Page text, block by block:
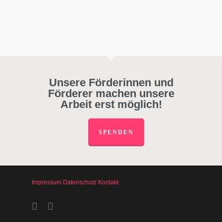
Unsere Förderinnen und
Förderer machen unsere
Arbeit erst möglich!
SPENDEN
Impressum Datenschutz Kontakt
facebookinstagram